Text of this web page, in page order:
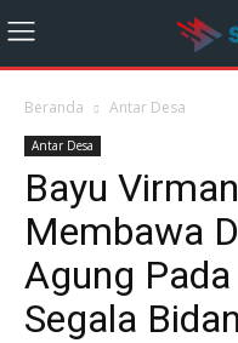
Beranda Antar Desa
Antar Desa
Bayu
Membawa
Agung
Segala